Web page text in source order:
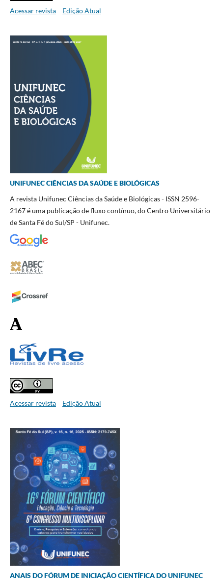
Acessar revista Edição Atual
UNIFUNEC CIÊNCIAS DA SAÚDE E BIOLÓGICAS
A revista Unifunec Ciências da Saúde e Biológicas - ISSN 2596-
2167 é uma publicação de fluxo contínuo, do Centro Universitário
de Santa Fé do Sul/SP - Unifunec.
Acessar revista Edição Atual
ANAIS DO FÓRUM DE INICIAÇÃO CIENTÍFICA DO UNIFUNEC